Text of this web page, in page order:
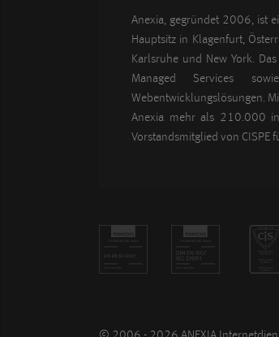
Anexia, gegründet 2006, ist
Hauptsitz in Klagenfurt,
Karlsruhe und New York.
Managed Services
Webentwicklungslösungen.
Anexia mehr als 210.000
Vorstandsmitglied von CISPE